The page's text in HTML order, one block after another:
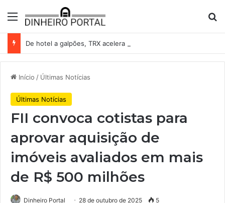
Menu
Início / Últimas Notícias
Últimas Notícias
FII convoca cotistas para
aprovar aquisição de
imóveis avaliados em mais
de R$ 500 milhões
Dinheiro Portal 28 de outubro de 2025 5